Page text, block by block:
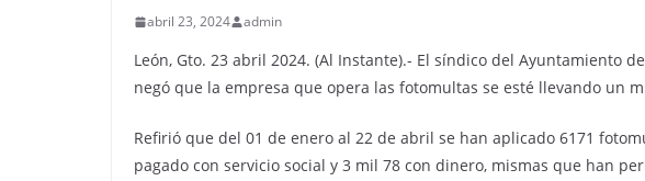
abril 23, 2024 admin
León, Gto. 23 abril 2024. (Al Instante).- El síndico del Ayuntamiento
negó que la empresa que opera las fotomultas se esté llevando un
Refirió que del 01 de enero al 22 de abril se han aplicado 6171
pagado con servicio social y 3 mil 78 con dinero, mismas que han